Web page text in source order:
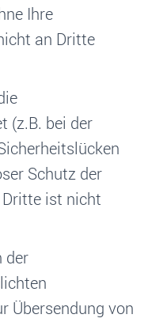
Ihre
an Dritte
(z.B. bei der
Schutz der
ist nicht
der
Übersendung von